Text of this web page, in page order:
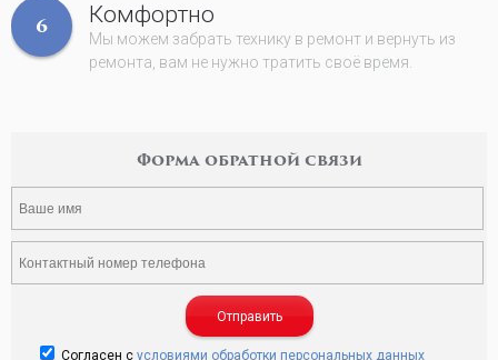
6 Комфортно
Мы можем забрать технику в ремонт и вернуть из
ремонта, вам не нужно тратить своё время.
Форма обратной связи
Отправить
Согласен с условиями обработки персональных данных